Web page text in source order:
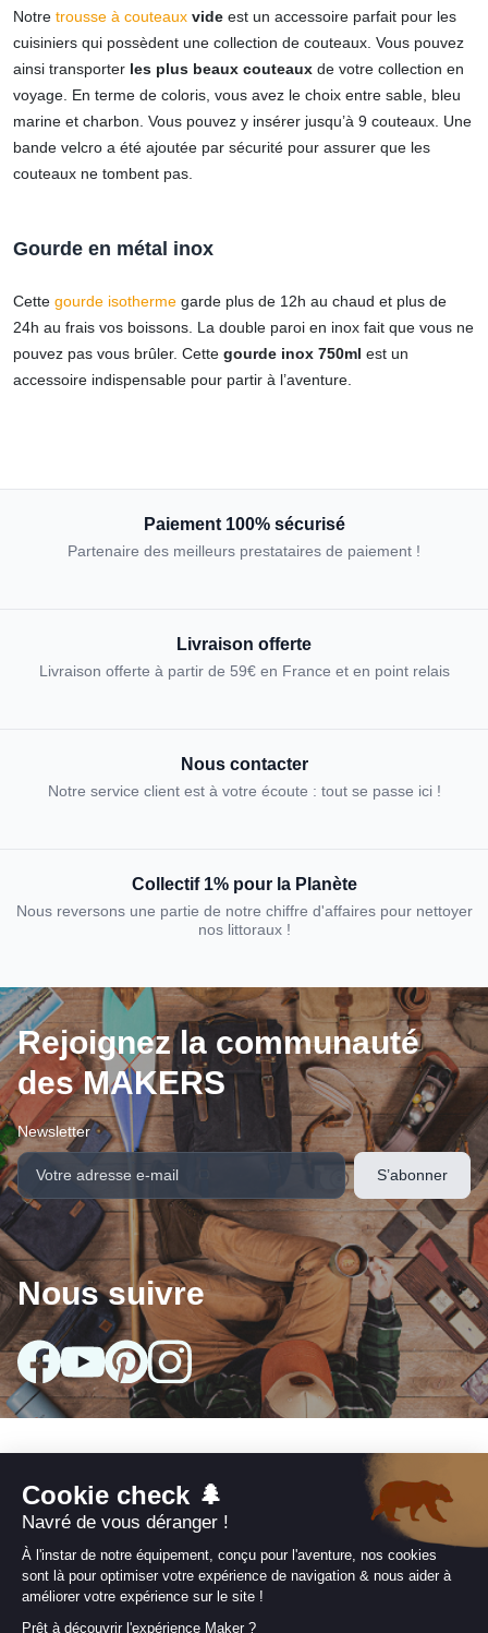
Notre trousse à couteaux vide est un accessoire parfait pour les
cuisiniers qui possèdent une collection de couteaux. Vous pouvez
ainsi transporter les plus beaux couteaux de votre collection en
voyage. En terme de coloris, vous avez le choix entre sable, bleu
marine et charbon. Vous pouvez y insérer jusqu’à 9 couteaux. Une
bande velcro a été ajoutée par sécurité pour assurer que les
couteaux ne tombent pas.
Gourde en métal inox
Cette gourde isotherme garde plus de 12h au chaud et plus de
24h au frais vos boissons. La double paroi en inox fait que vous ne
pouvez pas vous brûler. Cette gourde inox 750ml est un
accessoire indispensable pour partir à l’aventure.
Paiement 100% sécurisé
Partenaire des meilleurs prestataires de paiement !
Livraison offerte
Livraison offerte à partir de 59€ en France et en point relais
Nous contacter
Notre service client est à votre écoute : tout se passe ici !
Collectif 1% pour la Planète
Nous reversons une partie de notre chiffre d'affaires pour nettoyer
nos littoraux !
Rejoignez la communauté
des MAKERS
Newsletter
Nous suivre
Nos collections arrow_drop_down
Infos utiles arrow_drop_down
Nos engagements arrow_drop_down